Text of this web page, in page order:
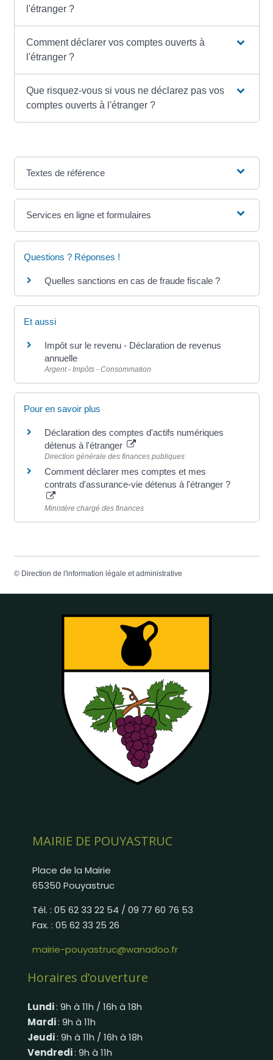
l'étranger ?
Comment déclarer vos comptes ouverts à
l'étranger ?
Que risquez-vous si vous ne déclarez pas vos
comptes ouverts à l'étranger ?
Textes de référence
Services en ligne et formulaires
Questions ? Réponses !
Quelles sanctions en cas de fraude fiscale ?
Et aussi
Impôt sur le revenu - Déclaration de revenus
annuelle
Argent - Impôts - Consommation
Pour en savoir plus
Déclaration des comptes d'actifs numériques
détenus à l'étranger
Direction générale des finances publiques
Comment déclarer mes comptes et mes
contrats d'assurance-vie détenus à l'étranger ?
Ministère chargé des finances
© Direction de l'information légale et administrative
MAIRIE DE POUYASTRUC
Place de la Mairie
65350 Pouyastruc
Tél. : 05 62 33 22 54 / 09 77 60 76 53
Fax. : 05 62 33 25 26
mairie-pouyastruc@wanadoo.fr
Horaires d’ouverture
Lundi: 9h à 11h / 16h à 18h
Mardi: 9h à 11h
Jeudi: 9h à 11h / 16h à 18h
Vendredi: 9h à 11h